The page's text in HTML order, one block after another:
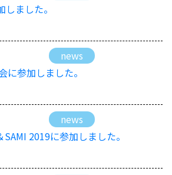
ました。
news
に参加しました。
news
2019に参加しました。